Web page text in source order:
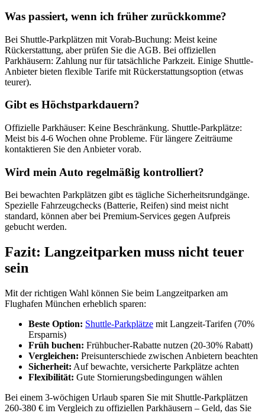
Was passiert, wenn ich früher zurückkomme?
Bei Shuttle-Parkplätzen mit Vorab-Buchung: Meist keine
Rückerstattung, aber prüfen Sie die AGB. Bei offiziellen
Parkhäusern: Zahlung nur für tatsächliche Parkzeit. Einige Shuttle-
Anbieter bieten flexible Tarife mit Rückerstattungsoption (etwas
teurer).
Gibt es Höchstparkdauern?
Offizielle Parkhäuser: Keine Beschränkung. Shuttle-Parkplätze:
Meist bis 4-6 Wochen ohne Probleme. Für längere Zeiträume
kontaktieren Sie den Anbieter vorab.
Wird mein Auto regelmäßig kontrolliert?
Bei bewachten Parkplätzen gibt es tägliche Sicherheitsrundgänge.
Spezielle Fahrzeugchecks (Batterie, Reifen) sind meist nicht
standard, können aber bei Premium-Services gegen Aufpreis
gebucht werden.
Fazit: Langzeitparken muss nicht teuer
sein
Mit der richtigen Wahl können Sie beim Langzeitparken am
Flughafen München erheblich sparen:
Beste Option: Shuttle-Parkplätze mit Langzeit-Tarifen (70%
Ersparnis)
Früh buchen: Frühbucher-Rabatte nutzen (20-30% Rabatt)
Vergleichen: Preisunterschiede zwischen Anbietern beachten
Sicherheit: Auf bewachte, versicherte Parkplätze achten
Flexibilität: Gute Stornierungsbedingungen wählen
Bei einem 3-wöchigen Urlaub sparen Sie mit Shuttle-Parkplätzen
260-380 € im Vergleich zu offiziellen Parkhäusern – Geld, das Sie